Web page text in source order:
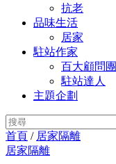
抗老
品味生活
居家
駐站作家
百大顧問團
駐站達人
主題企劃
首頁 / 居家隔離
居家隔離